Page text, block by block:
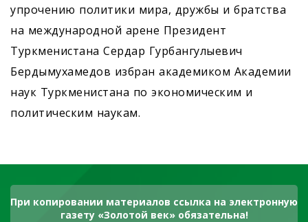
упрочению политики мира, дружбы и братства
на международной арене Президент
Туркменистана Сердар Гурбангулыевич
Бердымухамедов избран академиком Академии
наук Туркменистана по экономическим и
политическим наукам.
При копировании материалов ссылка на электронную
газету «Золотой век» обязательна!